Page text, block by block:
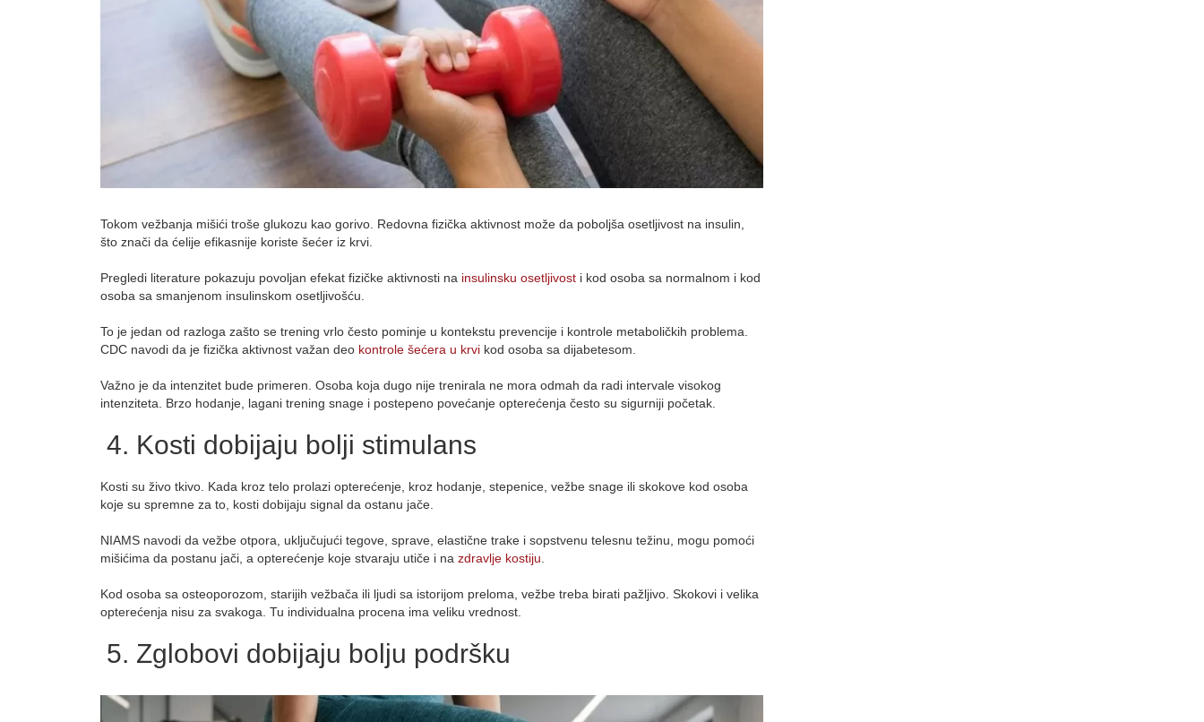
Tokom vežbanja mišići troše glukozu kao gorivo. Redovna fizička aktivnost može da poboljša osetljivost na insulin,
što znači da ćelije efikasnije koriste šećer iz krvi.
Pregledi literature pokazuju povoljan efekat fizičke aktivnosti na insulinsku osetljivost i kod osoba sa normalnom i kod
osoba sa smanjenom insulinskom osetljivošću.
To je jedan od razloga zašto se trening vrlo često pominje u kontekstu prevencije i kontrole metaboličkih problema.
CDC navodi da je fizička aktivnost važan deo kontrole šećera u krvi kod osoba sa dijabetesom.
Važno je da intenzitet bude primeren. Osoba koja dugo nije trenirala ne mora odmah da radi intervale visokog
intenziteta. Brzo hodanje, lagani trening snage i postepeno povećanje opterećenja često su sigurniji početak.
4. Kosti dobijaju bolji stimulans
Kosti su živo tkivo. Kada kroz telo prolazi opterećenje, kroz hodanje, stepenice, vežbe snage ili skokove kod osoba
koje su spremne za to, kosti dobijaju signal da ostanu jače.
NIAMS navodi da vežbe otpora, uključujući tegove, sprave, elastične trake i sopstvenu telesnu težinu, mogu pomoći
mišićima da postanu jači, a opterećenje koje stvaraju utiče i na zdravlje kostiju
Kod osoba sa osteoporozom, starijih vežbača ili ljudi sa istorijom preloma, vežbe treba birati pažljivo. Skokovi i velika
opterećenja nisu za svakoga. Tu individualna procena ima veliku vrednost.
5. Zglobovi dobijaju bolju podršku